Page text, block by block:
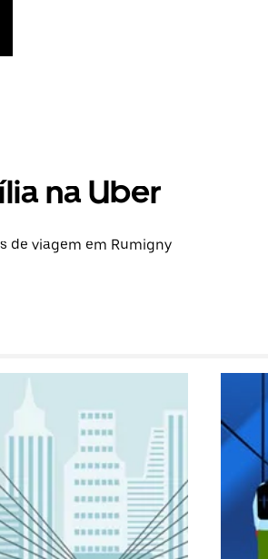
na Uber
de viagem em Rumigny